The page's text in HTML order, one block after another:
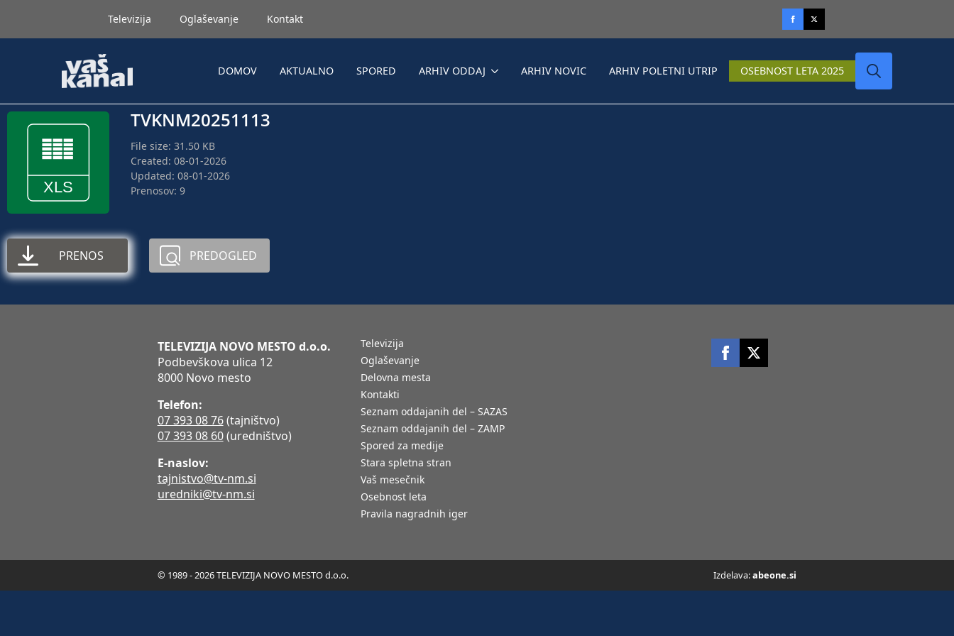
Televizija Oglaševanje Kontakt
DOMOV AKTUALNO SPORED ARHIV ODDAJ ARHIV NOVIC ARHIV POLETNI UTRIP OSEBNOST LETA 2025
TVKNM20251113
File size: 31.50 KB
Created: 08-01-2026
Updated: 08-01-2026
Prenosov: 9
PRENOS PREDOGLED
TELEVIZIJA NOVO MESTO d.o.o.
Podbevškova ulica 12
8000 Novo mesto
Telefon:
07 393 08 76(tajništvo)
07 393 08 60(uredništvo)
E-naslov:
tajnistvo@tv-nm.si
uredniki@tv-nm.si
Televizija
Oglaševanje
Delovna mesta
Kontakti
Seznam oddajanih del – SAZAS
Seznam oddajanih del – ZAMP
Spored za medije
Stara spletna stran
Vaš mesečnik
Osebnost leta
Pravila nagradnih iger
© 1989 - 2026 TELEVIZIJA NOVO MESTO d.o.o. Izdelava:abeone.si